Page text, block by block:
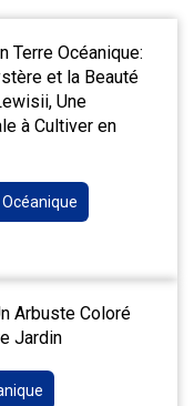
Terre Océanique:
et la Beauté
Une
à Cultiver en
Océanique
Arbuste Coloré
Jardin